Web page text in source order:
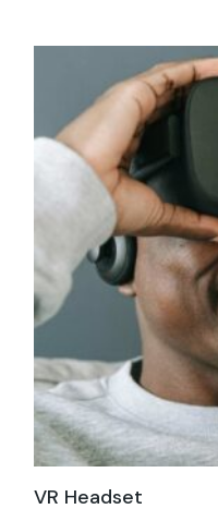
VR Headset